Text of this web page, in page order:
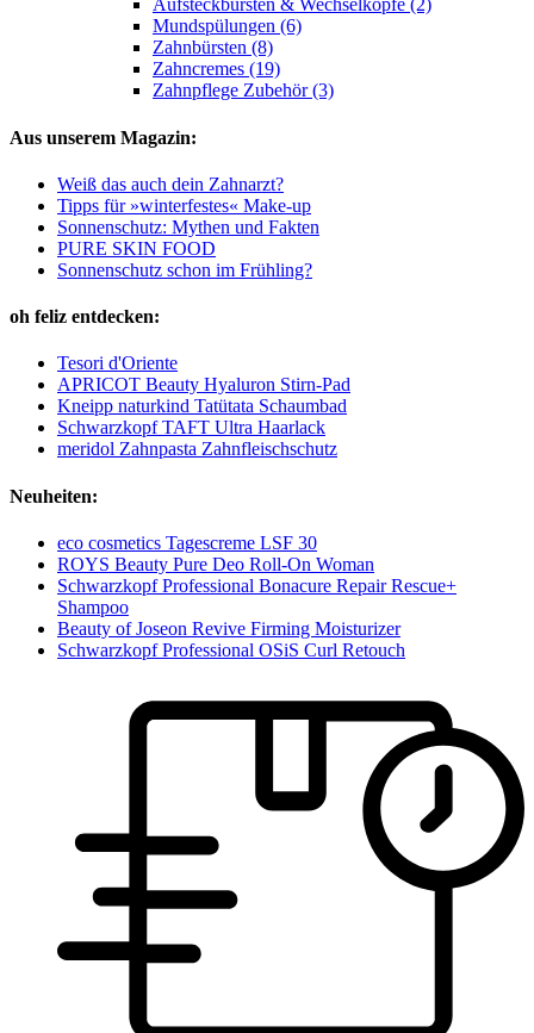
Aufsteckbürsten & Wechselköpfe (2)
Mundspülungen (6)
Zahnbürsten (8)
Zahncremes (19)
Zahnpflege Zubehör (3)
Aus unserem Magazin:
Weiß das auch dein Zahnarzt?
Tipps für »winterfestes« Make-up
Sonnenschutz: Mythen und Fakten
PURE SKIN FOOD
Sonnenschutz schon im Frühling?
oh feliz entdecken:
Tesori d'Oriente
APRICOT Beauty Hyaluron Stirn-Pad
Kneipp naturkind Tatütata Schaumbad
Schwarzkopf TAFT Ultra Haarlack
meridol Zahnpasta Zahnfleischschutz
Neuheiten:
eco cosmetics Tagescreme LSF 30
ROYS Beauty Pure Deo Roll-On Woman
Schwarzkopf Professional Bonacure Repair Rescue+
Shampoo
Beauty of Joseon Revive Firming Moisturizer
Schwarzkopf Professional OSiS Curl Retouch